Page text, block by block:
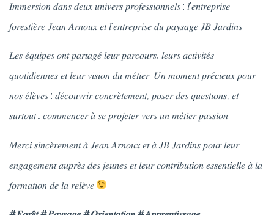
𝐼𝑚𝑚𝑒𝑟𝑠𝑖𝑜𝑛 𝑑𝑎𝑛𝑠 𝑑𝑒𝑢𝑥 𝑢𝑛𝑖𝑣𝑒𝑟𝑠 𝑝𝑟𝑜𝑓𝑒𝑠𝑠𝑖𝑜𝑛𝑛𝑒𝑙𝑠 : 𝑙’𝑒𝑛𝑡𝑟𝑒𝑝𝑟𝑖𝑠𝑒
𝑓𝑜𝑟𝑒𝑠𝑡𝑖𝑒̀𝑟𝑒 𝐽𝑒𝑎𝑛 𝐴𝑟𝑛𝑜𝑢𝑥 𝑒𝑡 𝑙’𝑒𝑛𝑡𝑟𝑒𝑝𝑟𝑖𝑠𝑒 𝑑𝑢 𝑝𝑎𝑦𝑠𝑎𝑔𝑒 𝐽𝐵 𝐽𝑎𝑟𝑑𝑖𝑛𝑠.
𝐿𝑒𝑠 𝑒́𝑞𝑢𝑖𝑝𝑒𝑠 𝑜𝑛𝑡 𝑝𝑎𝑟𝑡𝑎𝑔𝑒́ 𝑙𝑒𝑢𝑟 𝑝𝑎𝑟𝑐𝑜𝑢𝑟𝑠, 𝑙𝑒𝑢𝑟𝑠 𝑎𝑐𝑡𝑖𝑣𝑖𝑡𝑒́𝑠
𝑞𝑢𝑜𝑡𝑖𝑑𝑖𝑒𝑛𝑛𝑒𝑠 𝑒𝑡 𝑙𝑒𝑢𝑟 𝑣𝑖𝑠𝑖𝑜𝑛 𝑑𝑢 𝑚𝑒́𝑡𝑖𝑒𝑟. 𝑈𝑛 𝑚𝑜𝑚𝑒𝑛𝑡 𝑝𝑟𝑒́𝑐𝑖𝑒𝑢𝑥 𝑝𝑜𝑢𝑟
𝑛𝑜𝑠 𝑒́𝑙𝑒̀𝑣𝑒𝑠 : 𝑑𝑒́𝑐𝑜𝑢𝑣𝑟𝑖𝑟 𝑐𝑜𝑛𝑐𝑟𝑒̀𝑡𝑒𝑚𝑒𝑛𝑡, 𝑝𝑜𝑠𝑒𝑟 𝑑𝑒𝑠 𝑞𝑢𝑒𝑠𝑡𝑖𝑜𝑛𝑠, 𝑒𝑡
𝑠𝑢𝑟𝑡𝑜𝑢𝑡… 𝑐𝑜𝑚𝑚𝑒𝑛𝑐𝑒𝑟 𝑎̀ 𝑠𝑒 𝑝𝑟𝑜𝑗𝑒𝑡𝑒𝑟 𝑣𝑒𝑟𝑠 𝑢𝑛 𝑚𝑒́𝑡𝑖𝑒𝑟 𝑝𝑎𝑠𝑠𝑖𝑜𝑛.
𝑀𝑒𝑟𝑐𝑖 𝑠𝑖𝑛𝑐𝑒̀𝑟𝑒𝑚𝑒𝑛𝑡 𝑎̀ 𝐽𝑒𝑎𝑛 𝐴𝑟𝑛𝑜𝑢𝑥 𝑒𝑡 𝑎̀ 𝐽𝐵 𝐽𝑎𝑟𝑑𝑖𝑛𝑠 𝑝𝑜𝑢𝑟 𝑙𝑒𝑢𝑟
𝑒𝑛𝑔𝑎𝑔𝑒𝑚𝑒𝑛𝑡 𝑎𝑢𝑝𝑟𝑒̀𝑠 𝑑𝑒𝑠 𝑗𝑒𝑢𝑛𝑒𝑠 𝑒𝑡 𝑙𝑒𝑢𝑟 𝑐𝑜𝑛𝑡𝑟𝑖𝑏𝑢𝑡𝑖𝑜𝑛 𝑒𝑠𝑠𝑒𝑛𝑡𝑖𝑒𝑙𝑙𝑒 𝑎̀ 𝑙𝑎
𝑓𝑜𝑟𝑚𝑎𝑡𝑖𝑜𝑛 𝑑𝑒 𝑙𝑎 𝑟𝑒𝑙𝑒̀𝑣𝑒.